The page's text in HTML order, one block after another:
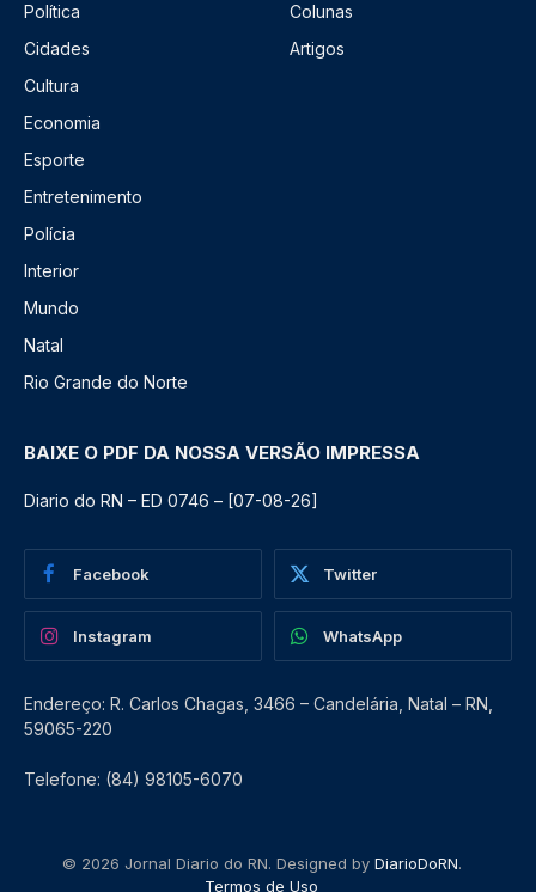
Política
Cidades
Cultura
Economia
Esporte
Entretenimento
Polícia
Interior
Mundo
Natal
Rio Grande do Norte
Colunas
Artigos
BAIXE O PDF DA NOSSA VERSÃO IMPRESSA
Diario do RN – ED 0746 – [07-08-26]
Facebook Twitter
Instagram WhatsApp
Endereço: R. Carlos Chagas, 3466 – Candelária, Natal – RN,
59065-220
Telefone: (84) 98105-6070
© 2026 Jornal Diario do RN. Designed by DiarioDoRN.
Termos de Uso